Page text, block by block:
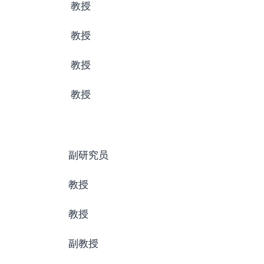
教授
教授
教授
教授
副研究员
教授
教授
副教授